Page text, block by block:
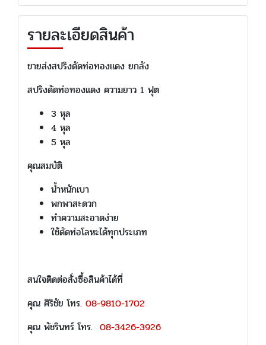
รายละเอียดสินค้า
ขายส่งสปริงดัดท่อทองแดง ยกลัง
สปริงดัดท่อทองแดง ความยาว 1 ฟุต
3 หุล
4 หุล
5 หุล
คุณสมบัติ
น้ำหนักเบา
พกพาสะดวก
ทำความสะอาดง่าย
ใช้ดัดท่อโลหะได้ทุกประเภท
สนใจติดต่อสั่งซื้อสินค้าได้ที่
คุณ ศิริชัย โทร. 08-9810-1702
คุณ พัชรินทร์ โทร. 08-3426-3926